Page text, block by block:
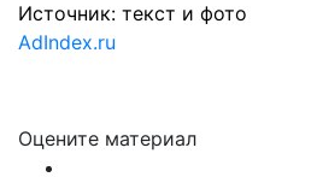
Источник: текст и фото
AdIndex.ru
Оцените материал